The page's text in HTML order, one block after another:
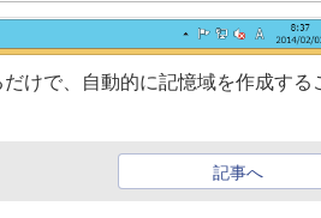
けで、自動的に記憶域を作成する
記事へ